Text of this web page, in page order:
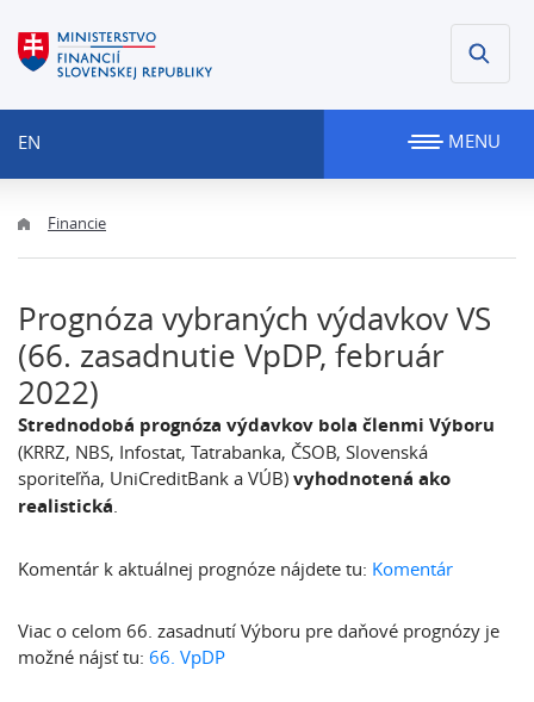
EN MENU
Financie
Prognóza vybraných výdavkov VS
(66. zasadnutie VpDP, február
2022)
Strednodobá prognóza výdavkov bola členmi Výboru
(KRRZ, NBS, Infostat, Tatrabanka, ČSOB, Slovenská
sporiteľňa, UniCreditBank a VÚB) vyhodnotená ako
realistická.
Komentár k aktuálnej prognóze nájdete tu: Komentár
Viac o celom 66. zasadnutí Výboru pre daňové prognózy je
možné nájsť tu: 66. VpDP